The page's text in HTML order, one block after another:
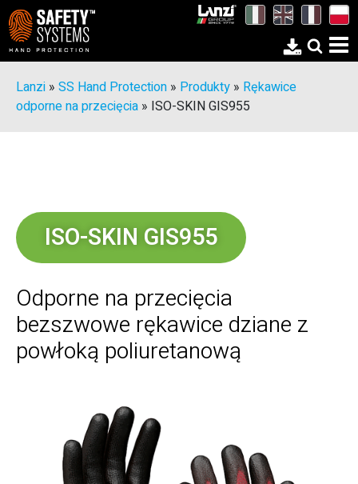
Lanzi » SS Hand Protection » Produkty » Rękawice
odporne na przecięcia » ISO-SKIN GIS955
ISO-SKIN GIS955
Odporne na przecięcia
bezszwowe rękawice dziane z
powłoką poliuretanową